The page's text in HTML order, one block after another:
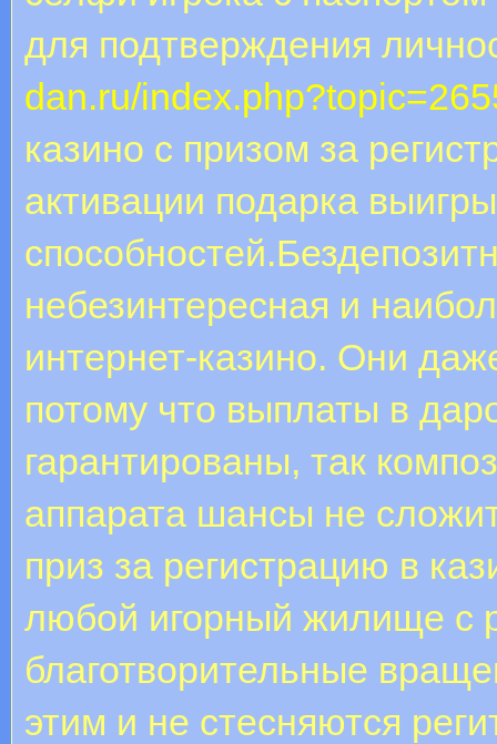
для подтверждения
dan.ru/
казино с призом за
активации подарка
небезинтересная и
интернет-казино. Они
потому что выплаты в
гарантированы, так
аппарата шансы не
приз за регистрацию в
любой игорный жилище с
благотворительные
этим и не стесняются